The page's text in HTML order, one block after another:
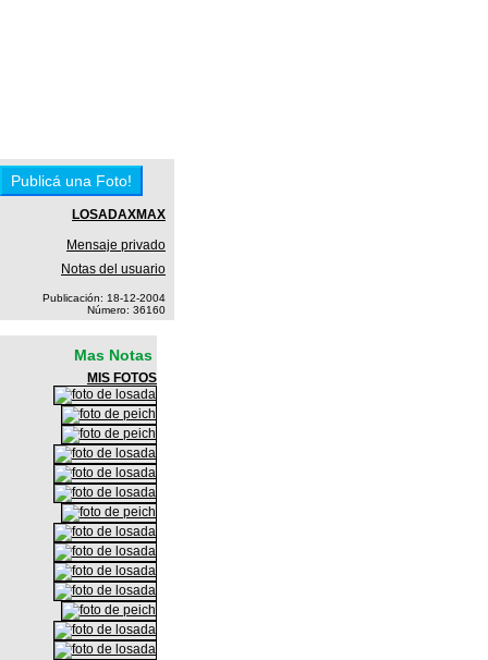
LOSADAXMAX
Mensaje privado
Notas del usuario
Publicación: 18-12-2004
Número: 36160
Mas Notas
MIS FOTOS